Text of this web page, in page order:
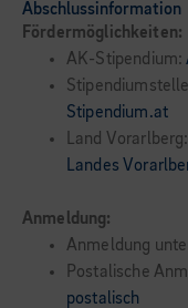
Abschlussinformation
Fördermöglichkeiten:
AK-Stipendium:
Stipendium.at
Land Vorarlberg:
Landes
Anmeldung:
Anmeldung
Postalische
postalisch